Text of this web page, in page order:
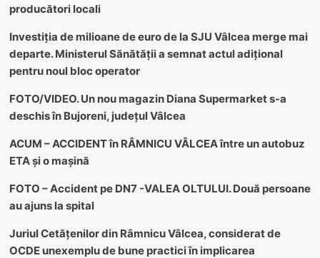
producători locali
Investiția de milioane de euro de la SJU Vâlcea merge mai
departe. Ministerul Sănătății a semnat actul adițional
pentru noul bloc operator
FOTO/VIDEO. Un nou magazin Diana Supermarket s-a
deschis în Bujoreni, județul Vâlcea
ACUM – ACCIDENT în RÂMNICU VÂLCEA între un autobuz
ETA și o mașină
FOTO – Accident pe DN7 -VALEA OLTULUI. Două persoane
au ajuns la spital
Juriul Cetățenilor din Râmnicu Vâlcea, considerat de
OCDE unexemplu de bune practici în implicarea